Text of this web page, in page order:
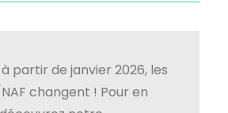
partir de janvier 2026, les
changent ! Pour en